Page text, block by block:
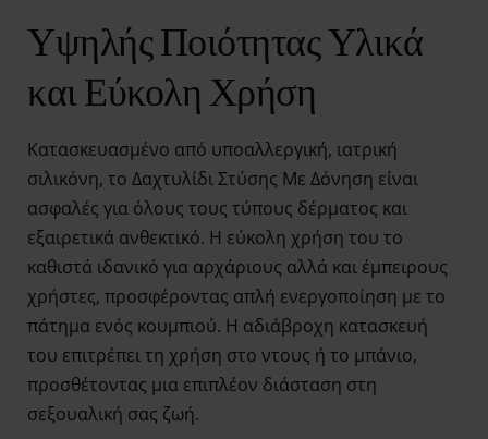
Υψηλής Ποιότητας Υλικά
και Εύκολη Χρήση
Κατασκευασμένο από υποαλλεργική, ιατρική
σιλικόνη, το Δαχτυλίδι Στύσης Με Δόνηση είναι
ασφαλές για όλους τους τύπους δέρματος και
εξαιρετικά ανθεκτικό. Η εύκολη χρήση του το
καθιστά ιδανικό για αρχάριους αλλά και έμπειρους
χρήστες, προσφέροντας απλή ενεργοποίηση με το
πάτημα ενός κουμπιού. Η αδιάβροχη κατασκευή
του επιτρέπει τη χρήση στο ντους ή το μπάνιο,
προσθέτοντας μια επιπλέον διάσταση στη
σεξουαλική σας ζωή.